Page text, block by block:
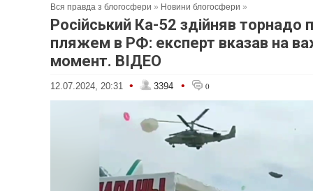
Вся правда з блогосфери » Новини блогосфери »
Російський Ка-52 здійняв торнадо
пляжем в РФ: експерт вказав на
момент. ВІДЕО
12.07.2024, 20:31 • 3394 • 0